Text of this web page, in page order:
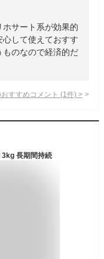
サート系が効果的
して使えておすす
のなので経済的だ
すすめコメント (1 件) >
3kg 長期間持続